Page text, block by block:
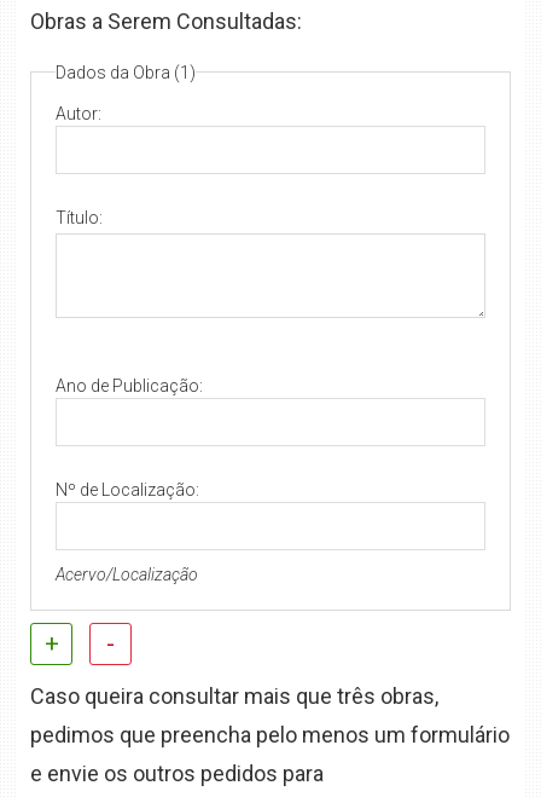
Obras a Serem Consultadas:
Dados da Obra (1)
Autor:
Título:
Ano de Publicação:
Nº de Localização:
Acervo/Localização
+ -
Caso queira consultar mais que três obras,
pedimos que preencha pelo menos um formulário
e envie os outros pedidos para